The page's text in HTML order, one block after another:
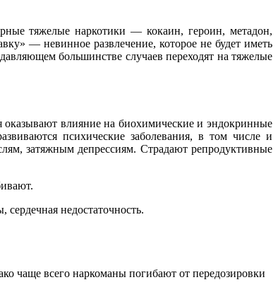
тяжелые наркотики — кокаин, героин, метадон,
— невинное развлечение, которое не будет иметь
большинстве случаев переходят на тяжелые
оказывают влияние на биохимические и эндокринные
психические заболевания, в том числе и
затяжным депрессиям. Страдают репродуктивные
недостаточность.
чаще всего наркоманы погибают от передозировки